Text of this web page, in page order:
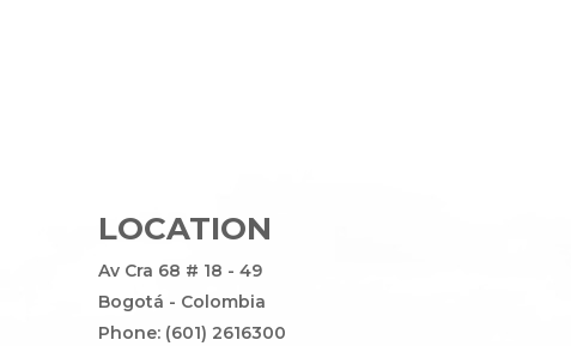
LOCATION
Av Cra 68 # 18 - 49
Bogotá - Colombia
Phone: (601) 2616300